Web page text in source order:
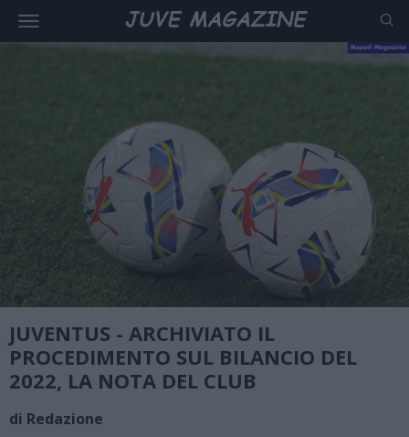
JUVENTUS - ARCHIVIATO IL
PROCEDIMENTO SUL BILANCIO DEL
2022, LA NOTA DEL CLUB
di Redazione